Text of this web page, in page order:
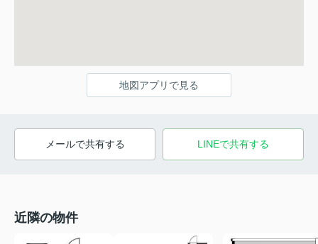
地図アプリで見る
メールで共有する LINEで共有する
近隣の物件